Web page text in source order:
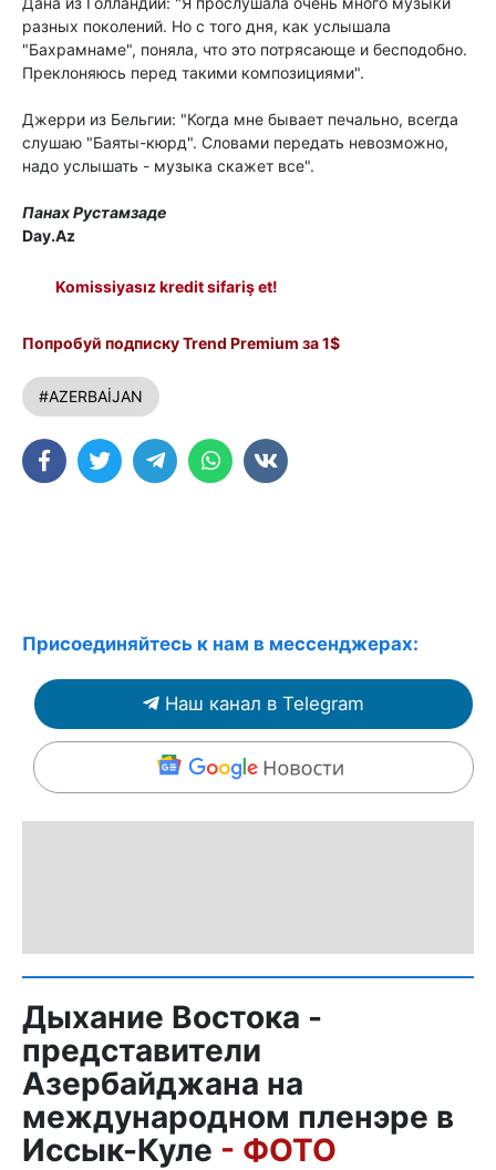
разных поколений. Но с того дня, как услышала
"Бахрамнаме", поняла, что это потрясающе и бесподобно.
Преклоняюсь перед такими композициями".
Джерри из Бельгии: "Когда мне бывает печально, всегда
слушаю "Баяты-кюрд". Словами передать невозможно,
надо услышать - музыка скажет все".
Панах Рустамзаде
Day.Az
Komissiyasız kredit sifariş et!
Попробуй подписку Trend Premium за 1$
#AZERBAİJAN
Присоединяйтесь к нам в мессенджерах:
Наш канал в Telegram
Дыхание Востока -
представители
Азербайджана на
международном пленэре в
Иссык-Куле - ФОТО